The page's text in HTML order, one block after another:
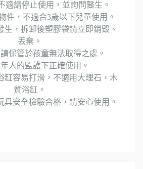
適請停止使用，並詢問醫生。
件，不適合3歲以下兒童使用。
生，拆卸後塑膠袋請立即銷毀、
丟棄。
保管於孩童無法取得之處。
人的監護下正確使用。
缸容易打滑，不適用大理石，木
質浴缸。
具安全檢驗合格，請安心使用。